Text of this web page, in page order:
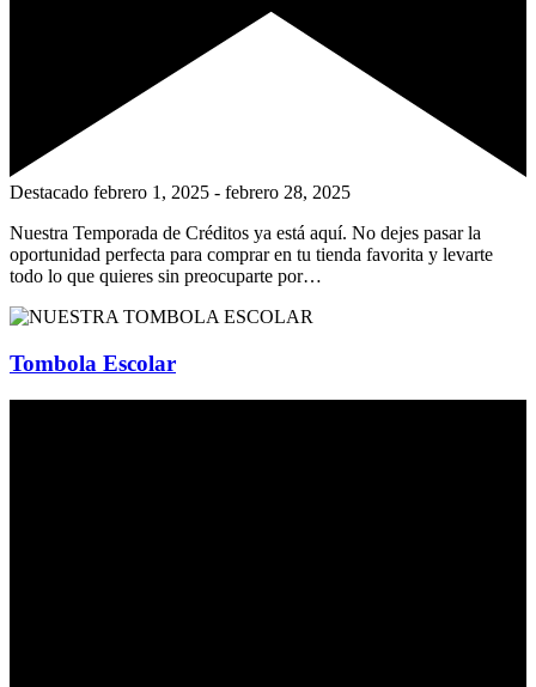
Destacado febrero 1, 2025 - febrero 28, 2025
Nuestra Temporada de Créditos ya está aquí. No dejes pasar la
oportunidad perfecta para comprar en tu tienda favorita y levarte
todo lo que quieres sin preocuparte por…
Tombola Escolar